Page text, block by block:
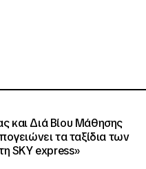
και Διά Βίου Μάθησης
τα ταξίδια των
SKY express»